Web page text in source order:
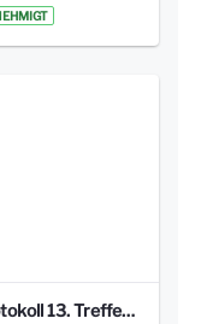
Protokoll 13. Treffen 20151130 AG Bismarckplatz.pdf